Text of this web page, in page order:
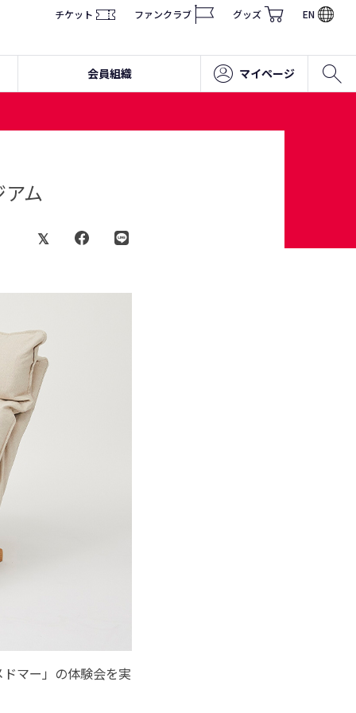
チケット ファンクラブ グッズ EN
会員組織 マイページ
ム
マー」の体験会を実